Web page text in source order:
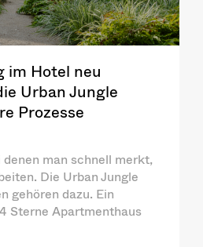
im Hotel neu
Urban Jungle
Prozesse
man schnell merkt,
Die Urban Jungle
gehören dazu. Ein
Sterne Apartmenthaus